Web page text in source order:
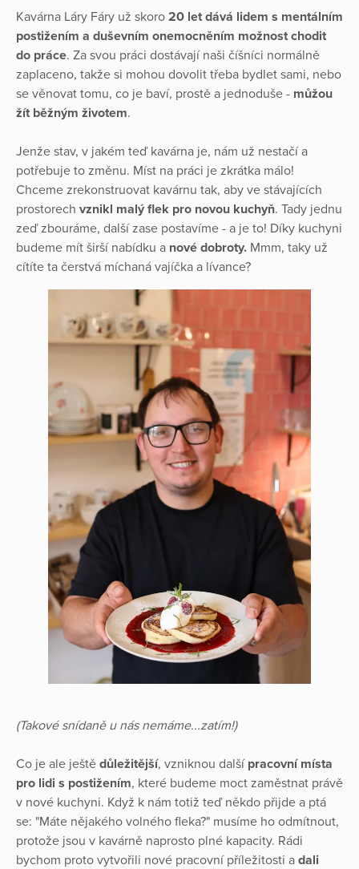
Kavárna Láry Fáry už skoro 20 let dává lidem s mentálním
postižením a duševním onemocněním možnost chodit
do práce. Za svou práci dostávají naši číšníci normálně
zaplaceno, takže si mohou dovolit třeba bydlet sami, nebo
se věnovat tomu, co je baví, prostě a jednoduše - můžou
žít běžným životem.
Jenže stav, v jakém teď kavárna je, nám už nestačí a
potřebuje to změnu. Míst na práci je zkrátka málo!
Chceme zrekonstruovat kavárnu tak, aby ve stávajících
prostorech vznikl malý flek pro novou kuchyň. Tady jednu
zeď zbouráme, další zase postavíme - a je to! Díky kuchyni
budeme mít širší nabídku a nové dobroty. Mmm, taky už
cítíte ta čerstvá míchaná vajíčka a lívance?
(Takové snídaně u nás nemáme...zatím!)
Co je ale ještě důležitější, vzniknou další pracovní místa
pro lidi s postižením, které budeme moct zaměstnat právě
v nové kuchyni. Když k nám totiž teď někdo přijde a ptá
se: "Máte nějakého volného fleka?" musíme ho odmítnout,
protože jsou v kavárně naprosto plné kapacity. Rádi
bychom proto vytvořili nové pracovní příležitosti a dali